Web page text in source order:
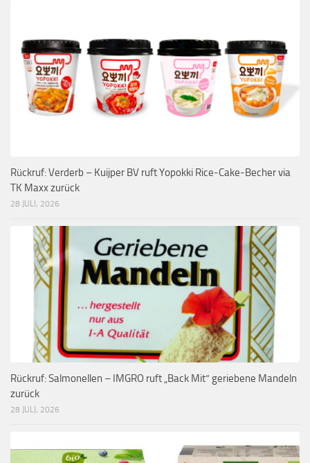
Rückruf: Verderb – Kuijper BV ruft Yopokki Rice-Cake-Becher via
TK Maxx zurück
28 JULI, 2026
Rückruf: Salmonellen – IMGRO ruft „Back Mit“ geriebene Mandeln
zurück
28 JULI, 2026